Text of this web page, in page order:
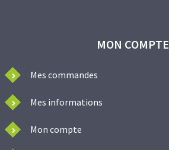
MON COMPTE
Mes commandes
Mes informations
Mon compte